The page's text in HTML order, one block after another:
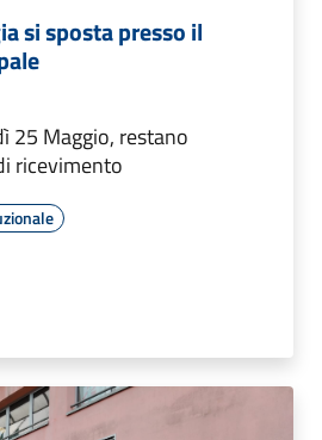
si sposta presso il
25 Maggio, restano
ricevimento